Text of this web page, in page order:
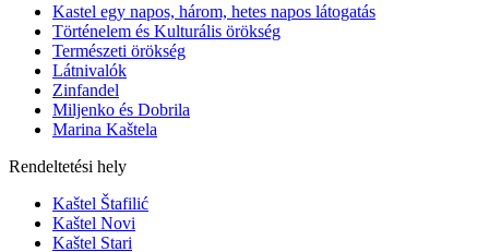
Kastel egy napos, három, hetes napos látogatás
Történelem és Kulturális örökség
Természeti örökség
Látnivalók
Zinfandel
Miljenko és Dobrila
Marina Kaštela
Rendeltetési hely
Kaštel Štafilić
Kaštel Novi
Kaštel Stari